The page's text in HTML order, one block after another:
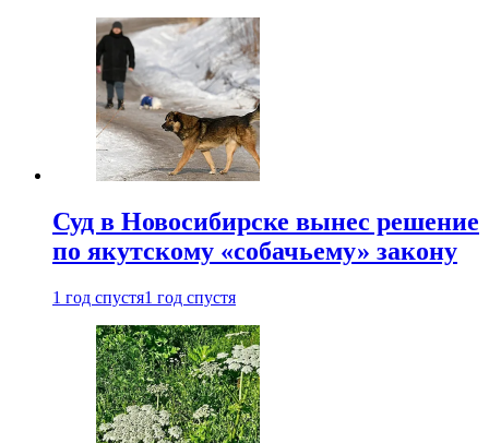
Суд в Новосибирске вынес решение
по якутскому «собачьему» закону
1 год спустя1 год спустя